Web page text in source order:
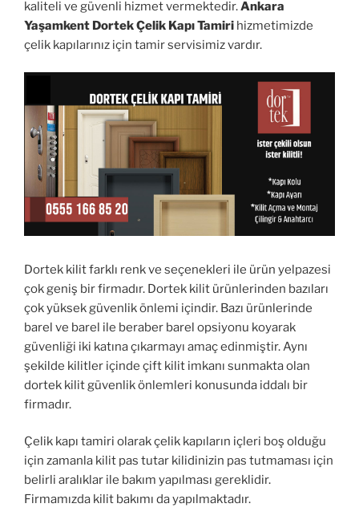
kaliteli ve güvenli hizmet vermektedir.Ankara
Yaşamkent Dortek Çelik Kapı Tamiri hizmetimizde
çelik kapılarınız için tamir servisimiz vardır.
Dortek kilit farklı renk ve seçenekleri ile ürün yelpazesi
çok geniş bir firmadır. Dortek kilit ürünlerinden bazıları
çok yüksek güvenlik önlemi içindir. Bazı ürünlerinde
barel ve barel ile beraber barel opsiyonu koyarak
güvenliği iki katına çıkarmayı amaç edinmiştir. Aynı
şekilde kilitler içinde çift kilit imkanı sunmakta olan
dortek kilit güvenlik önlemleri konusunda iddalı bir
firmadır.
Çelik kapı tamiri olarak çelik kapıların içleri boş olduğu
için zamanla kilit pas tutar kilidinizin pas tutmaması için
belirli aralıklar ile bakım yapılması gereklidir.
Firmamızda kilit bakımı da yapılmaktadır.